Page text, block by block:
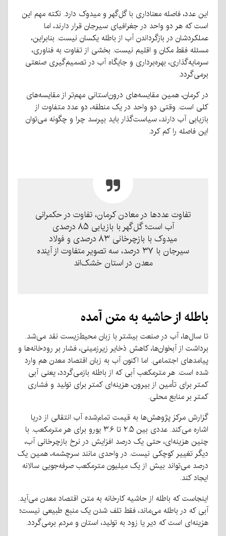
این عدد، فاصله معناداری با گل‌گهر و میدوک دارد. نکته مهم این
است که هر دو واحد در جغرافیای سیرجان قرار دارند، اما
عملکردشان در بازگرداندن آب از باطله یکسان نیست. بنابراین،
مسئله فقط مکان و اقلیم نیست. بخشی از تفاوت به فناوری،
سرمایه‌گذاری، بهره‌برداری و جایگاه آب در تصمیم‌گیری صنعتی
برمی‌گردد.
در کرمان، همین مقایسه‌های درون‌استانی مهم‌تر از مقایسه‌های
کلی است. وقتی دو واحد در یک منطقه، دو عدد متفاوت از
بازیابی آب دارند، سیاست‌گذار باید بپرسد چرا و چگونه می‌توان
این فاصله را کم کرد.
تفاوت عددها در معادن کرمان، تفاوت در حکمرانی
آب است؛ گل‌گهر با بازیابی ۸۵ درصدی
میدوک با بازچرخانی ۸۳ درصدی و فولاد
سیرجان با ۳۷ درصد، سه تصویر متفاوت از آینده
معدن در استان خشک‌اند
باطلهازحاشیهبهمتنآمده
تا سال‌ها، آب در صنعت بیشتر با زبان محیط‌زیست نقد می‌شد.
برداشت از آبخوان‌ها، کاهش ذخایر زیرزمینی، فشار بر رودخانه‌ها و
پیامدهای اجتماعی. اما اکنون آب به زبان اقتصاد معدن هم وارد
شده است. هر مترمکعب آبی که از باطله بازمی‌گردد، یعنی آبی
کمتر برای تأمین از بیرون، هزینه‌ای کمتر برای تولید و فشاری
کمتر بر منابع محلی.
گزارش مرکز پژوهش‌ها به قیمت تمام‌شده آب انتقالی از دریا
اشاره می‌کند. عددی بین ۲ .۵ تا ۳ .۶ یورو برای هر مترمکعب . با
چنین هزینه‌ای، حتی یک درصد افزایش در نرخ بازچرخانی آب،
دیگر تغییر کوچکی نیست. در واحدی مانند سرچشمه، همین یک
درصد می‌تواند بیش از یک میلیون مترمکعب صرفه‌جویی سالانه
ایجاد کند.
اینجاست که باطله از حاشیه کارخانه به متن اقتصاد معدن می‌آید.
آبی که در باطله می‌ماند، فقط تلف شدن یک منبع طبیعی نیست؛
هزینه‌ای است که دیر یا زود به تولید، استان و مردم برمی‌گردد.